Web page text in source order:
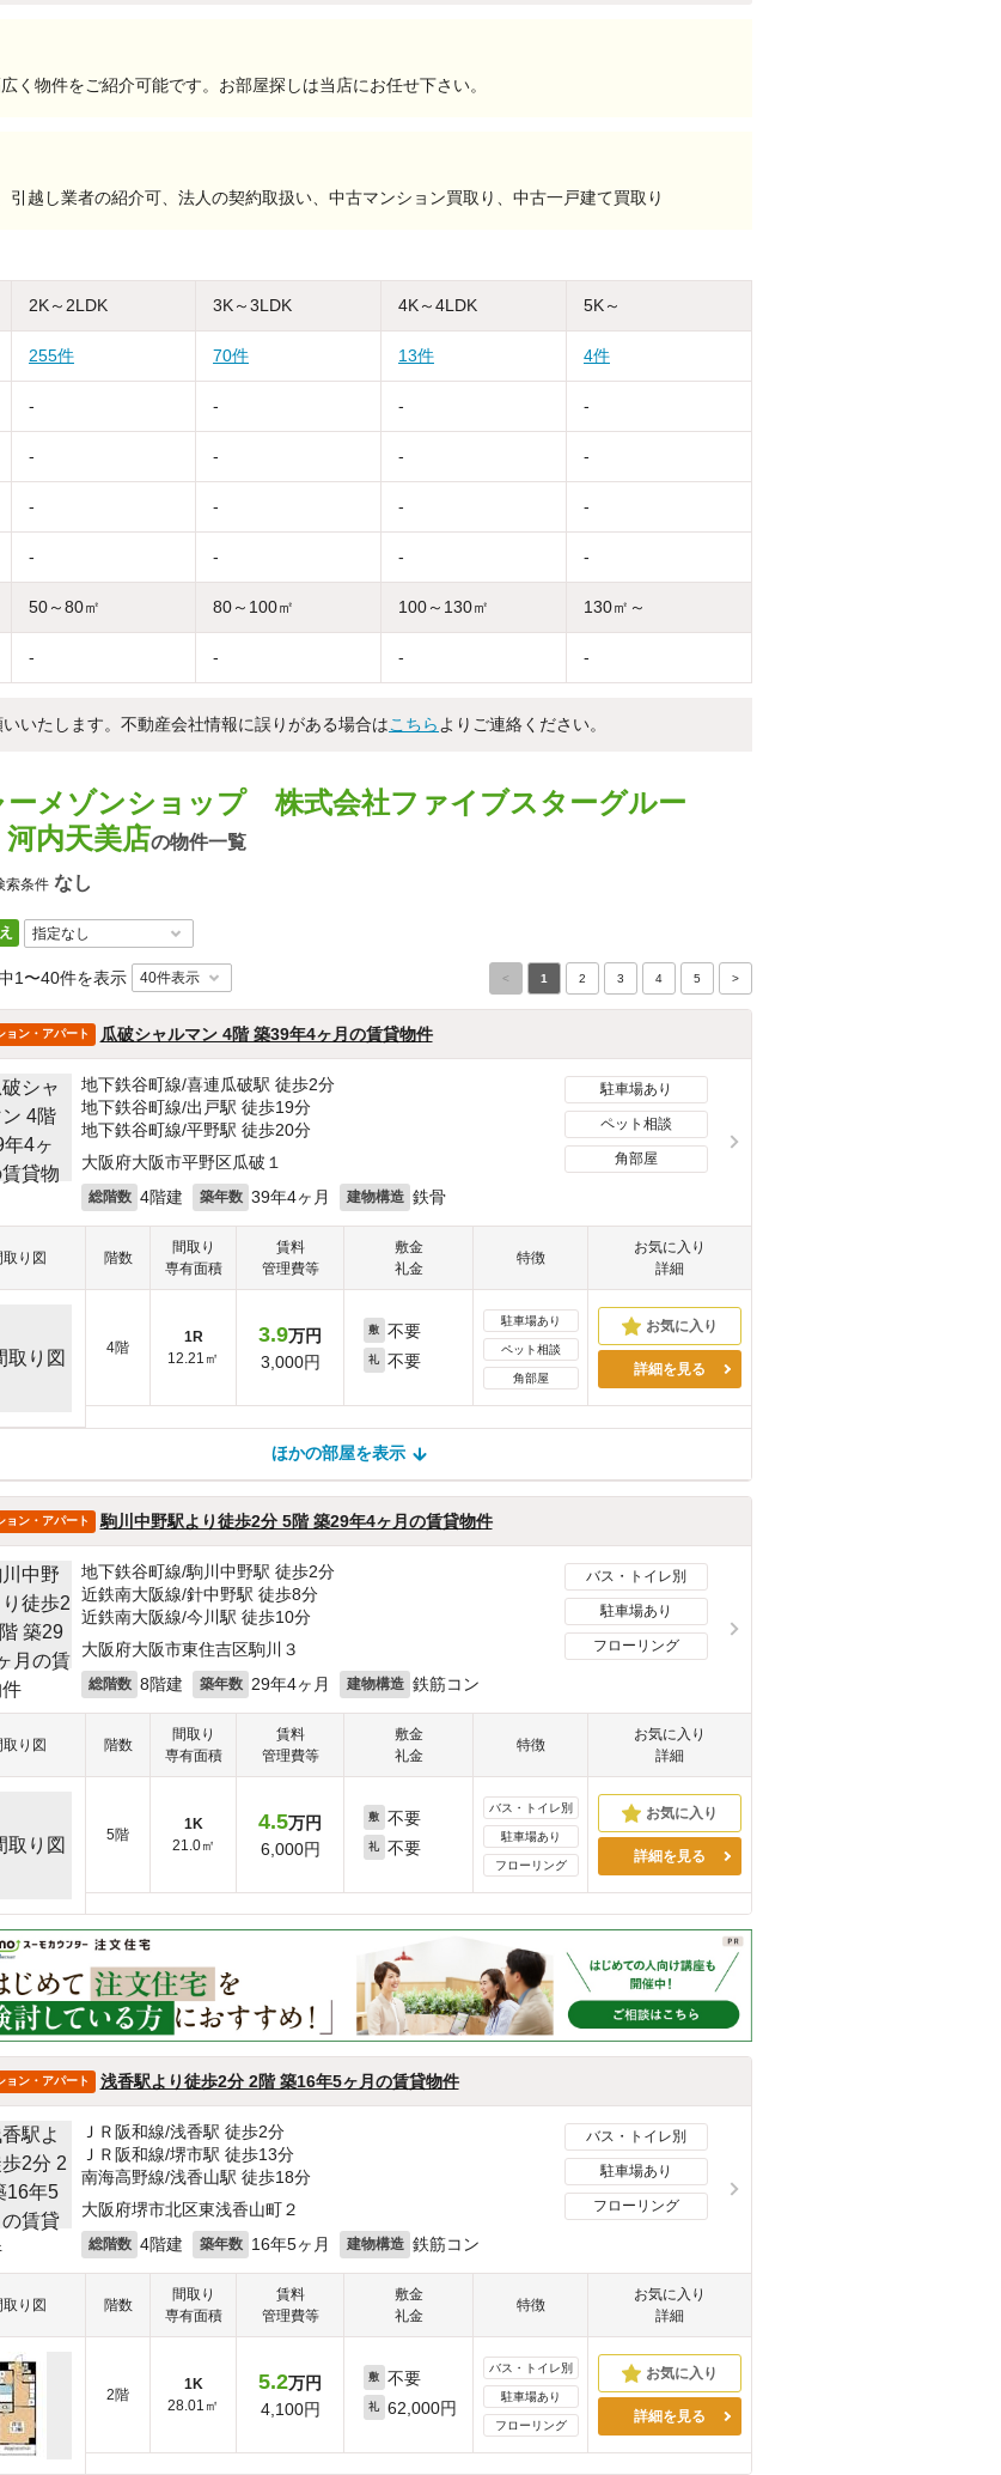
く物件をご紹介可能です。お部屋探しは当店にお任せ下さい。
引越し業者の紹介可、法人の契約取扱い、中古マンション買取り、中古一戸建て買取り
2K～2LDK 3K～3LDK 4K～4LDK 5K～
255件 70件 13件 4件
- - - -
- - - -
- - - -
- - - -
50～80㎡ 80～100㎡ 100～130㎡ 130㎡～
- - - -
いたします。不動産会社情報に誤りがある場合はこちら よりご連絡ください。
ーメゾンショップ 株式会社ファイブスターグルー
内天美店の物件一覧
索条件 なし
1〜40件を表示 < 1 2 3 4 5 >
ョン・アパート 瓜破シャルマン 4階 築39年4ヶ月の賃貸物件
地下鉄谷町線/喜連瓜破駅 徒歩2分
地下鉄谷町線/出戸駅 徒歩19分
地下鉄谷町線/平野駅 徒歩20分
大阪府大阪市平野区瓜破１
総階数 4階建 築年数 39年4ヶ月 建物構造 鉄骨
駐車場あり
ペット相談
角部屋
取り図 階数
間取り
専有面積
賃料
管理費等
敷金
礼金
特徴
お気に入り
詳細
4階
1R
12.21㎡
3.9万円
3,000円
敷 不要
礼 不要
駐車場あり
ペット相談
角部屋
詳細を見る
ほかの部屋を表示
部屋は見つかりませんでした
ョン・アパート 駒川中野駅より徒歩2分 5階 築29年4ヶ月の賃貸物件
地下鉄谷町線/駒川中野駅 徒歩2分
近鉄南大阪線/針中野駅 徒歩8分
近鉄南大阪線/今川駅 徒歩10分
大阪府大阪市東住吉区駒川３
総階数 8階建 築年数 29年4ヶ月 建物構造 鉄筋コン
バス・トイレ別
駐車場あり
フローリング
取り図 階数
間取り
専有面積
賃料
管理費等
敷金
礼金
特徴
お気に入り
詳細
5階
1K
21.0㎡
4.5万円
6,000円
敷 不要
礼 不要
バス・トイレ別
駐車場あり
フローリング
詳細を見る
ョン・アパート 浅香駅より徒歩2分 2階 築16年5ヶ月の賃貸物件
ＪＲ阪和線/浅香駅 徒歩2分
ＪＲ阪和線/堺市駅 徒歩13分
南海高野線/浅香山駅 徒歩18分
大阪府堺市北区東浅香山町２
総階数 4階建 築年数 16年5ヶ月 建物構造 鉄筋コン
バス・トイレ別
駐車場あり
フローリング
取り図 階数
間取り
専有面積
賃料
管理費等
敷金
礼金
特徴
お気に入り
詳細
2階
1K
28.01㎡
5.2万円
4,100円
敷 不要
礼 62,000円
バス・トイレ別
駐車場あり
フローリング
詳細を見る